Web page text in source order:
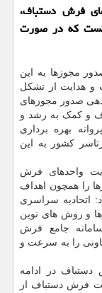
فرش دستباف،
كه در صورت
مجوزها به این
و هدایت از تشکل
صدور مجوزهای
و کمک به رشد و
بهره برداری
کشور به این
واحدهای فرش
را همچون اهداف
اتحادیه سراسری
و روش های نوین
جامع فرش
را به سرعت و
دستباف در ادامه
فرش دستباف از